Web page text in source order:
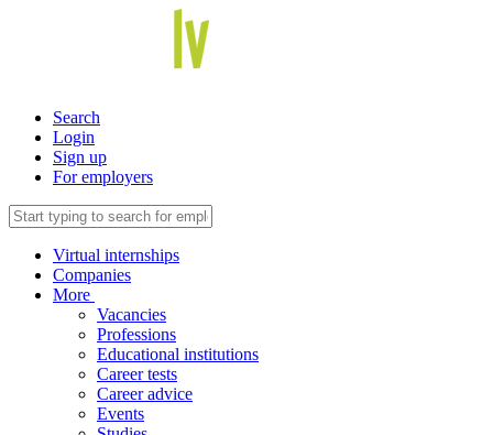
Search
Login
Sign up
For employers
Virtual internships
Companies
More
Vacancies
Professions
Educational institutions
Career tests
Career advice
Events